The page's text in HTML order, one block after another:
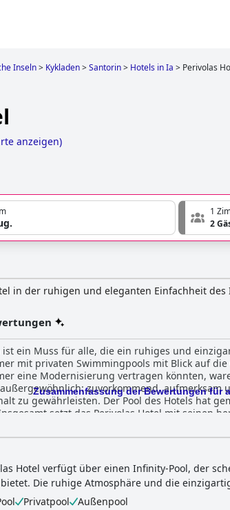
Inseln> Kykladen>Santorin> Hotels in Ia > Perivolas
anzeigen)
1
2
in der ruhigen und eleganten Einfachheit
ist ein Muss für alle, die ein ruhiges und
mit privaten Swimmingpools mit Blick auf
eine Modernisierung vertragen könnten,
zuvorkommend,
zu gewährleisten. Der Pool des Hotels hat
setzt das Perivolas Hotel mit seinen
5-Sterne-Erlebnis.
Zusammenfassung der Bewertungen für
Hotel verfügt über einen Infinity-Pool, der
Die ruhige Atmosphäre und die
Privatpool Außenpool